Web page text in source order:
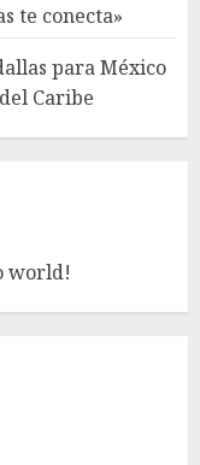
te conecta»
para México
Caribe
world!